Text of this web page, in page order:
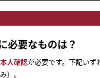
必要なものは？
本人確認が必要です。下記いず
）。